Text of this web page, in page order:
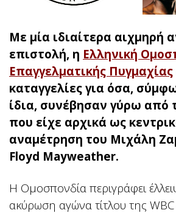
Με μία ιδιαίτερα αιχμηρή
επιστολή, η Ελληνική
Επαγγελματικής Πυγμαχίας
καταγγελίες για όσα,
ίδια, συνέβησαν γύρω από
που είχε αρχικά ως
αναμέτρηση του Μιχάλη
Floyd Mayweather.
Η Ομοσπονδία περιγράφει
ακύρωση αγώνα τίτλου της